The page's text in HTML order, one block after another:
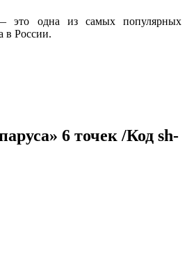
это одна из самых популярных
в России.
6 точек /Код sh-